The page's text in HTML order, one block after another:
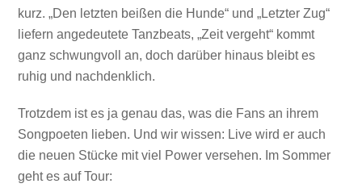
kurz. „Den letzten beißen die Hunde“ und „Letzter Zug“
liefern angedeutete Tanzbeats, „Zeit vergeht“ kommt
ganz schwungvoll an, doch darüber hinaus bleibt es
ruhig und nachdenklich.
Trotzdem ist es ja genau das, was die Fans an ihrem
Songpoeten lieben. Und wir wissen: Live wird er auch
die neuen Stücke mit viel Power versehen. Im Sommer
geht es auf Tour: